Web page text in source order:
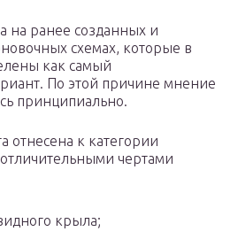
на ранее созданных и
схемах, которые в
как самый
По этой причине мнение
принципиально.
отнесена к категории
чертами
крыла;